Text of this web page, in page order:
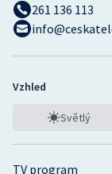
Ostatní
TV program
261 136 113
Vzhled
Světlý